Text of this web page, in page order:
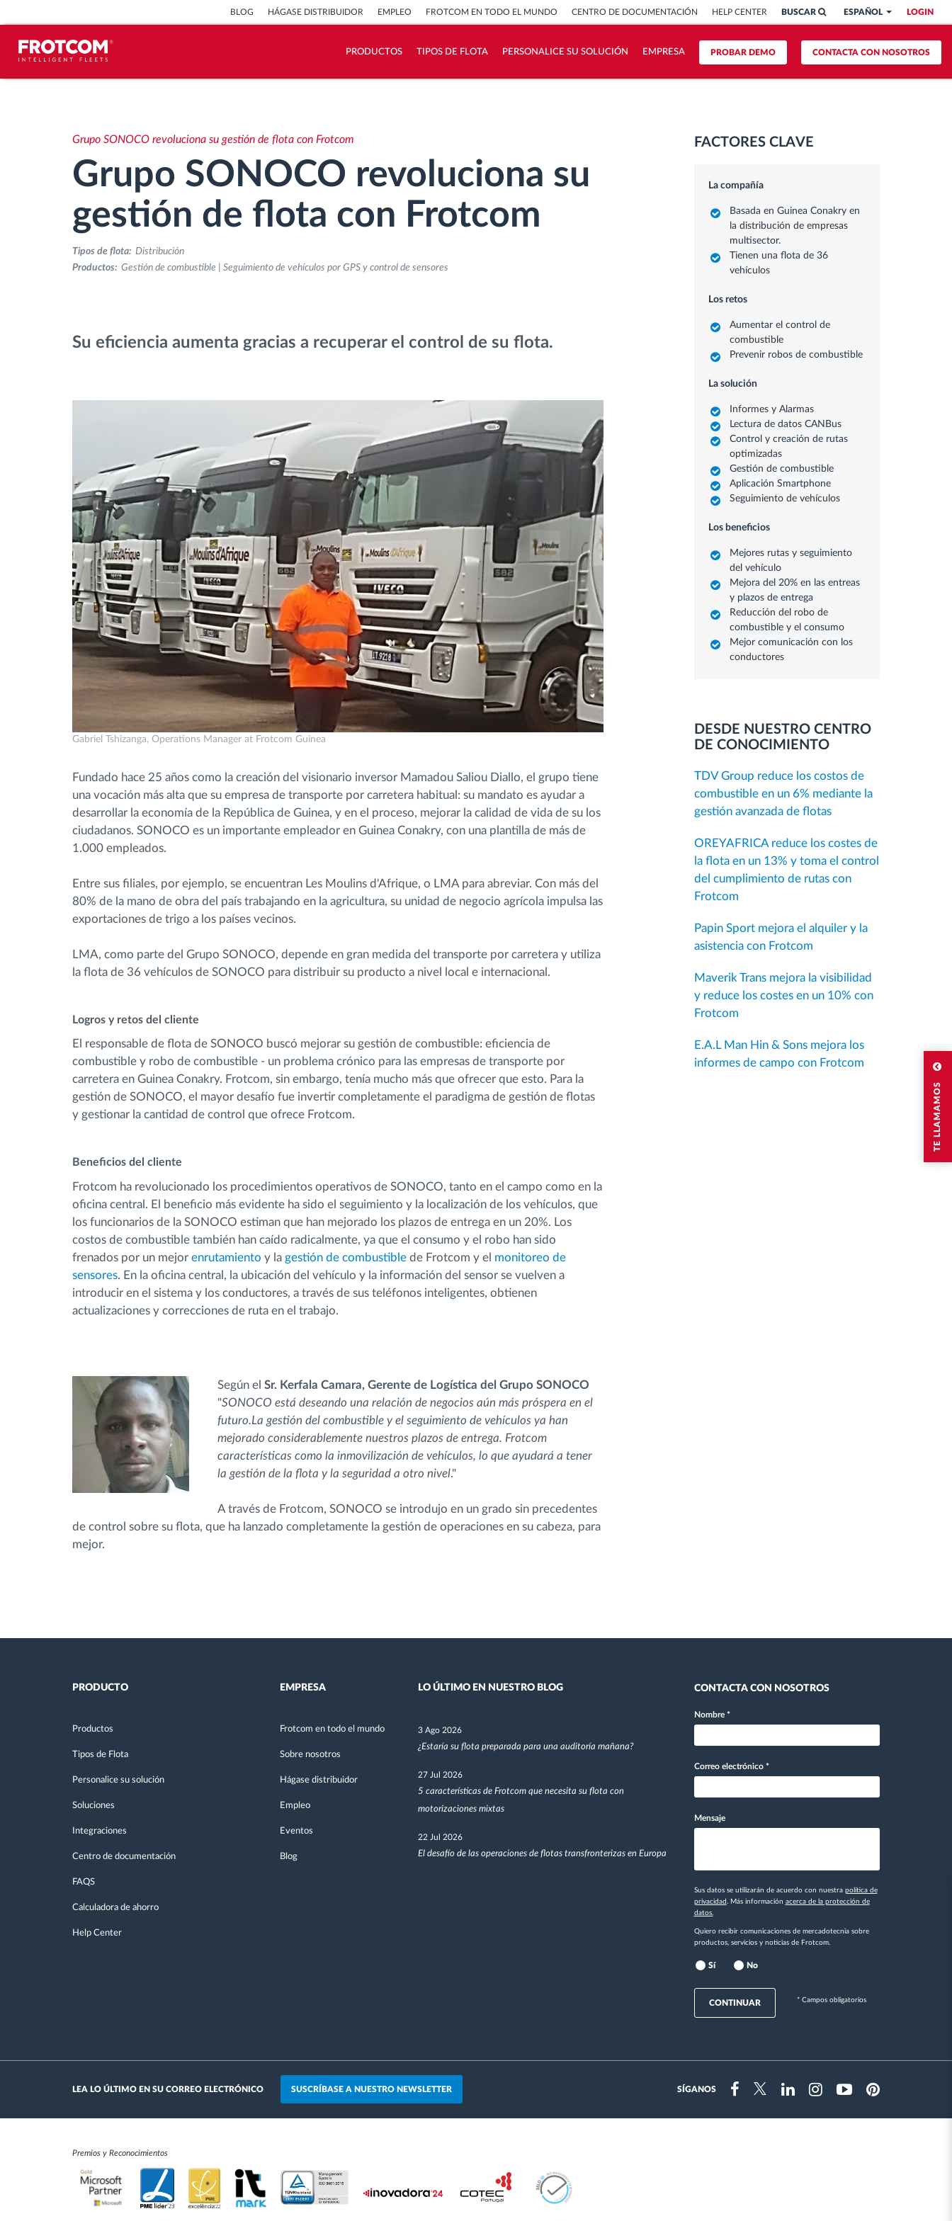
TE LLAMAMOS
LOGIN
ESPAÑOL
BUSCAR
BLOG HÁGASE DISTRIBUIDOR EMPLEO FROTCOM EN TODO EL MUNDO CENTRO DE DOCUMENTACIÓN HELP CENTER
CONTACTA CON NOSOTROS
PROBAR DEMO
PRODUCTOS TIPOS DE FLOTA PERSONALICE SU SOLUCIÓN EMPRESA
conducción
Seguimiento del tiempo de
conducción
Gestión de plantilla
Planificación y seguimiento de rutas
Identificación automática del
conductor
Descubrir todas las características
Grupo SONOCO revoluciona su gestión de flota con Frotcom
Grupo SONOCO revoluciona su
gestión de flota con Frotcom
Tipos de flota: Distribución
Productos: Gestión de combustible | Seguimiento de vehículos por GPS y control de sensores
Su eficiencia aumenta gracias a recuperar el control de su flota.
Gabriel Tshizanga, Operations Manager at Frotcom Guinea
Fundado hace 25 años como la creación del visionario inversor Mamadou Saliou Diallo, el grupo tiene
una vocación más alta que su empresa de transporte por carretera habitual: su mandato es ayudar a
desarrollar la economía de la República de Guinea, y en el proceso, mejorar la calidad de vida de su los
ciudadanos. SONOCO es un importante empleador en Guinea Conakry, con una plantilla de más de
1.000 empleados.
Entre sus filiales, por ejemplo, se encuentran Les Moulins d'Afrique, o LMA para abreviar. Con más del
80% de la mano de obra del país trabajando en la agricultura, su unidad de negocio agrícola impulsa las
exportaciones de trigo a los países vecinos.
LMA, como parte del Grupo SONOCO, depende en gran medida del transporte por carretera y utiliza
la flota de 36 vehículos de SONOCO para distribuir su producto a nivel local e internacional.
Logros y retos del cliente
El responsable de flota de SONOCO buscó mejorar su gestión de combustible: eficiencia de
combustible y robo de combustible - un problema crónico para las empresas de transporte por
carretera en Guinea Conakry. Frotcom, sin embargo, tenía mucho más que ofrecer que esto. Para la
gestión de SONOCO, el mayor desafío fue invertir completamente el paradigma de gestión de flotas
y gestionar la cantidad de control que ofrece Frotcom.
Beneficios del cliente
Frotcom ha revolucionado los procedimientos operativos de SONOCO, tanto en el campo como en la
oficina central. El beneficio más evidente ha sido el seguimiento y la localización de los vehículos, que
los funcionarios de la SONOCO estiman que han mejorado los plazos de entrega en un 20%. Los
costos de combustible también han caído radicalmente, ya que el consumo y el robo han sido
frenados por un mejor enrutamiento y la gestión de combustible de Frotcom y el monitoreo de
sensores. En la oficina central, la ubicación del vehículo y la información del sensor se vuelven a
introducir en el sistema y los conductores, a través de sus teléfonos inteligentes, obtienen
actualizaciones y correcciones de ruta en el trabajo.
Según el Sr. Kerfala Camara, Gerente de Logística del Grupo SONOCO
"SONOCO está deseando una relación de negocios aún más próspera en el
futuro.La gestión del combustible y el seguimiento de vehículos ya han
mejorado considerablemente nuestros plazos de entrega. Frotcom
características como la inmovilización de vehículos, lo que ayudará a tener
la gestión de la flota y la seguridad a otro nivel."
A través de Frotcom, SONOCO se introdujo en un grado sin precedentes
de control sobre su flota, que ha lanzado completamente la gestión de operaciones en su cabeza, para
mejor.
FACTORES CLAVE
La compañía
Basada en Guinea Conakry en
la distribución de empresas
multisector.
Tienen una flota de 36
vehículos
Los retos
Aumentar el control de
combustible
Prevenir robos de combustible
La solución
Informes y Alarmas
Lectura de datos CANBus
Control y creación de rutas
optimizadas
Gestión de combustible
Aplicación Smartphone
Seguimiento de vehículos
Los beneficios
Mejores rutas y seguimiento
del vehículo
Mejora del 20% en las entreas
y plazos de entrega
Reducción del robo de
combustible y el consumo
Mejor comunicación con los
conductores
DESDE NUESTRO CENTRO
DE CONOCIMIENTO
TDV Group reduce los costos de
combustible en un 6% mediante la
gestión avanzada de flotas
OREYAFRICA reduce los costes de
la flota en un 13% y toma el control
del cumplimiento de rutas con
Frotcom
Papin Sport mejora el alquiler y la
asistencia con Frotcom
Maverik Trans mejora la visibilidad
y reduce los costes en un 10% con
Frotcom
E.A.L Man Hin & Sons mejora los
informes de campo con Frotcom
PRODUCTO
Productos
Tipos de Flota
Personalice su solución
Soluciones
Integraciones
Centro de documentación
FAQS
Calculadora de ahorro
Help Center
EMPRESA
Frotcom en todo el mundo
Sobre nosotros
Hágase distribuidor
Empleo
Eventos
Blog
LO ÚLTIMO EN NUESTRO BLOG
3 Ago 2026
¿Estaría su flota preparada para una auditoría mañana?
27 Jul 2026
5 características de Frotcom que necesita su flota con
motorizaciones mixtas
22 Jul 2026
El desafío de las operaciones de flotas transfronterizas en Europa
CONTACTA CON NOSOTROS
Nombre *
Correo electrónico *
Mensaje
Sus datos se utilizarán de acuerdo con nuestra política de
privacidad
. Más información acerca de la protección de
datos.
Quiero recibir comunicaciones de mercadotecnia sobre
productos, servicios y noticias de Frotcom.
Sí No
CONTINUAR * Campos obligatorios
LEA LO ÚLTIMO EN SU CORREO ELECTRÓNICO SUSCRÍBASE A NUESTRO NEWSLETTER SÍGANOS
FacebookTwitterLinkedinInstragramYoutubePinterest
Premios y Reconocimientos